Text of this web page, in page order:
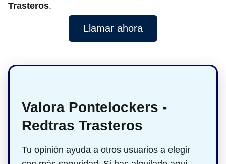
Trasteros.
Llamar ahora
Valora Pontelockers -
Redtras Trasteros
Tu opinión ayuda a otros usuarios a elegir